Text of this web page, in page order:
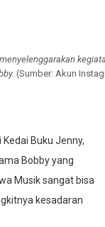
(Sumber: Akun
Bobby yang
Musik sangat bisa
kesadaran